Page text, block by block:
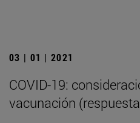
03 | 01 | 2021
COVID-19:
vacunación